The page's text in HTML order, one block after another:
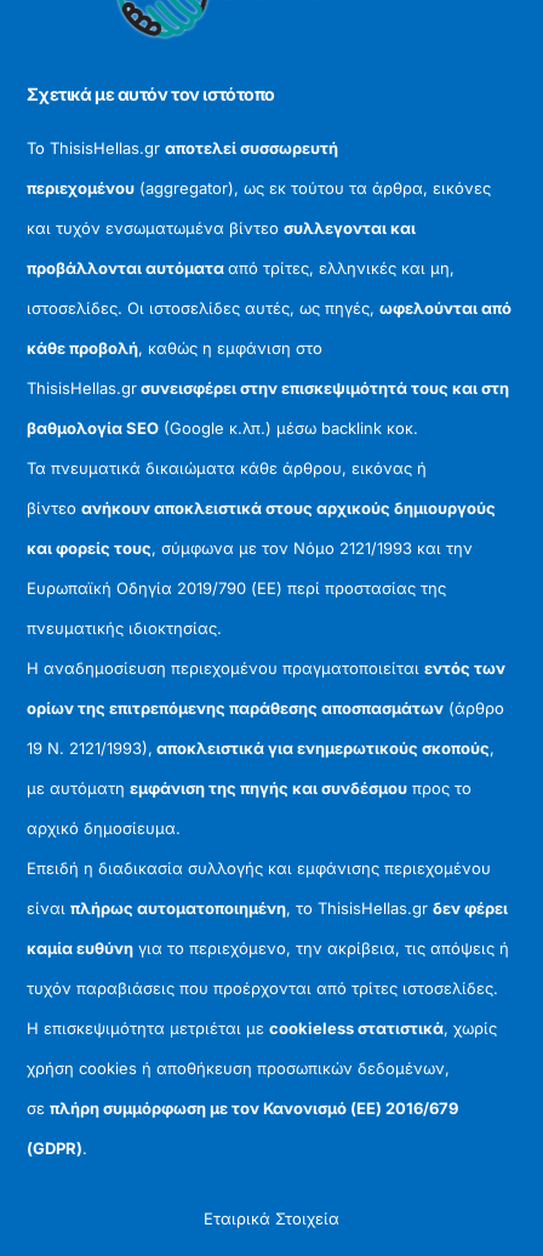
Σχετικά με αυτόν τον ιστότοπο
Το ThisisHellas.grαποτελεί συσσωρευτή
περιεχομένου (aggregator), ως εκ τούτου τα άρθρα, εικόνες
και τυχόν ενσωματωμένα βίντεοσυλλεγονται και
προβάλλονται αυτόματααπό τρίτες, ελληνικές και μη,
ιστοσελίδες. Οι ιστοσελίδες αυτές, ως πηγές,ωφελούνται από
κάθε προβολή, καθώς η εμφάνιση στο
ThisisHellas.grσυνεισφέρει στην επισκεψιμότητά τους και στη
βαθμολογία SEO (Google κ.λπ.) μέσω backlink κοκ.
Τα πνευματικά δικαιώματα κάθε άρθρου, εικόνας ή
βίντεοανήκουν αποκλειστικά στους αρχικούς δημιουργούς
και φορείς τους, σύμφωνα με τον Νόμο 2121/1993 και την
Ευρωπαϊκή Οδηγία 2019/790 (ΕΕ) περί προστασίας της
πνευματικής ιδιοκτησίας.
Η αναδημοσίευση περιεχομένου πραγματοποιείταιεντός των
ορίων της επιτρεπόμενης παράθεσης αποσπασμάτων (άρθρο
19 Ν. 2121/1993), αποκλειστικά για ενημερωτικούς σκοπούς,
με αυτόματηεμφάνιση της πηγής και συνδέσμου προς το
αρχικό δημοσίευμα.
Επειδή η διαδικασία συλλογής και εμφάνισης περιεχομένου
είναιπλήρως αυτοματοποιημένη, το ThisisHellas.grδεν φέρει
καμία ευθύνη για το περιεχόμενο, την ακρίβεια, τις απόψεις ή
τυχόν παραβιάσεις που προέρχονται από τρίτες ιστοσελίδες.
Η επισκεψιμότητα μετριέται μεcookieless στατιστικά, χωρίς
χρήση cookies ή αποθήκευση προσωπικών δεδομένων,
σεπλήρη συμμόρφωση με τον Κανονισμό (ΕΕ) 2016/679
(GDPR).
Εταιρικά Στοιχεία